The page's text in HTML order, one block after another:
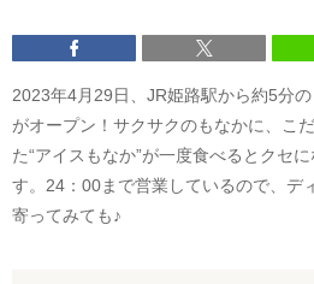
2023年4月29日、JR姫路駅から約5分の
がオープン！サクサクのもなかに、こ
た“アイスもなか”が一度食べるとクセ
す。24：00まで営業しているので、デ
寄ってみても♪